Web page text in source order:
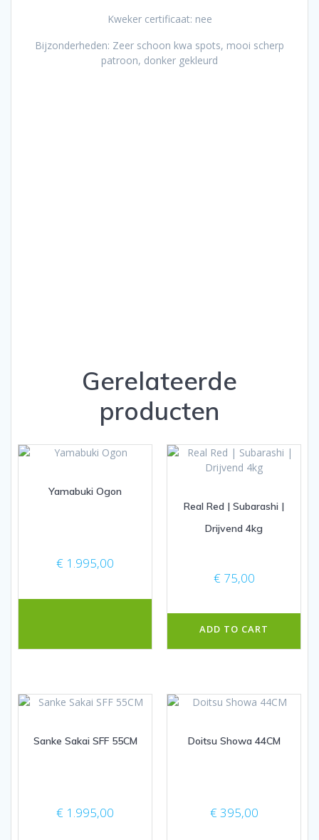
Kweker certificaat: nee
Bijzonderheden: Zeer schoon kwa spots, mooi scherp
patroon, donker gekleurd
Gerelateerde
producten
Yamabuki Ogon
€ 1.995,00
Real Red | Subarashi |
Drijvend 4kg
€ 75,00
ADD TO CART
Sanke Sakai SFF 55CM
€ 1.995,00
Doitsu Showa 44CM
€ 395,00